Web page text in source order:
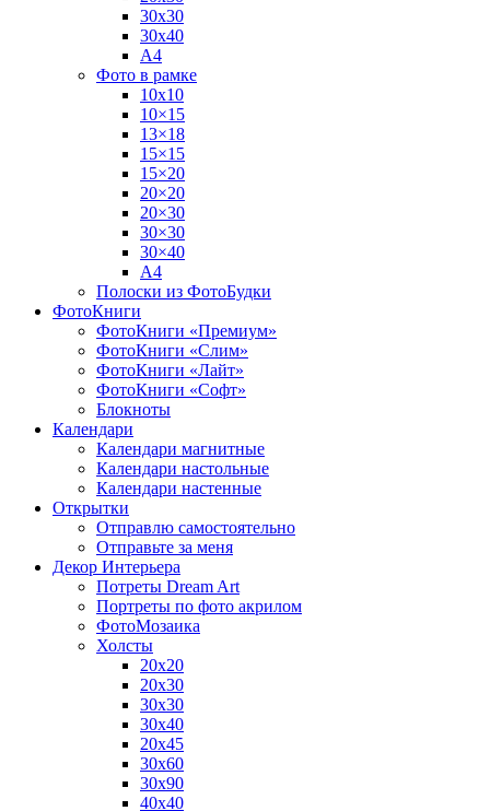
30х30
30х40
А4
Фото в рамке
10х10
10×15
13×18
15×15
15×20
20×20
20×30
30×30
30×40
A4
Полоски из ФотоБудки
ФотоКниги
ФотоКниги «Премиум»
ФотоКниги «Слим»
ФотоКниги «Лайт»
ФотоКниги «Софт»
Блокноты
Календари
Календари магнитные
Календари настольные
Календари настенные
Открытки
Отправлю самостоятельно
Отправьте за меня
Декор Интерьера
Потреты Dream Art
Портреты по фото акрилом
ФотоМозаика
Холсты
20х20
20х30
30х30
30х40
20х45
30х60
30х90
40х40